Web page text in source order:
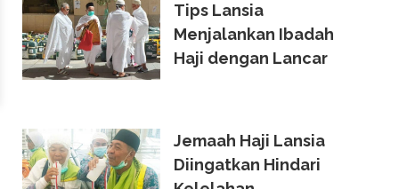
Tips Lansia
Menjalankan Ibadah
Haji dengan Lancar
Jemaah Haji Lansia
Diingatkan Hindari